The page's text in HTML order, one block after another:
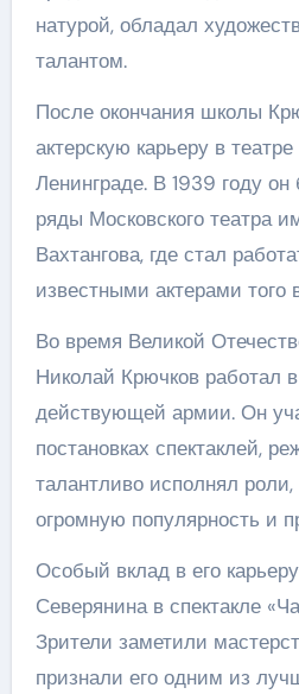
натурой, обладал
талантом.
После окончания школы
актерскую карьеру в
Ленинграде. В 1939 году
ряды Московского театра
Вахтангова, где стал
известными актерами того
Во время Великой
Николай Крючков работал
действующей армии. Он
постановках спектаклей,
талантливо исполнял
огромную популярность и
Особый вклад в его
Северянина в спектакле
Зрители заметили
признали его одним из